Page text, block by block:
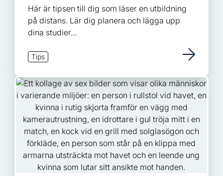
Här är tipsen till dig som läser en utbildning
på distans. Lär dig planera och lägga upp
dina studier...
Tips